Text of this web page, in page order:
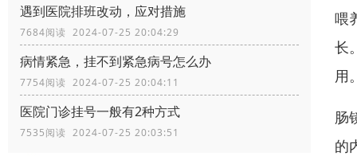
遇到医院排班改动，应对措施
7684阅读 2024-07-25 20:04:29
病情紧急，挂不到紧急病号怎么办
7754阅读 2024-07-25 20:04:11
医院门诊挂号一般有2种方式
7535阅读 2024-07-25 20:03:51
喂
长
用
肠
的